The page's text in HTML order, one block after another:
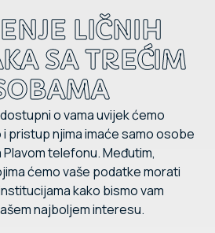
LIČNIH
SA TREĆIM
o vama uvijek ćemo
pristup njima imaće samo osobe
telefonu. Međutim,
ćemo vaše podatke morati
kako bismo vam
najboljem interesu.